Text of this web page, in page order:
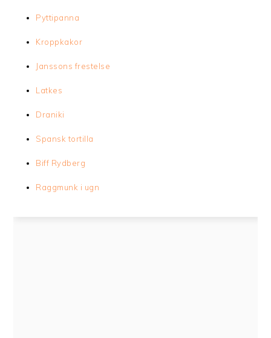
Pyttipanna
Kroppkakor
Janssons frestelse
Latkes
Draniki
Spansk tortilla
Biff Rydberg
Raggmunk i ugn